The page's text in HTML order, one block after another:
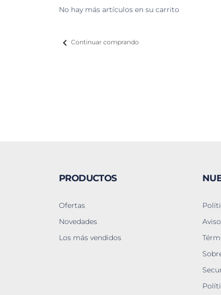
No hay más artículos en su carrito
chevron_left Continuar comprando
PRODUCTOS
Ofertas
Novedades
Los más vendidos